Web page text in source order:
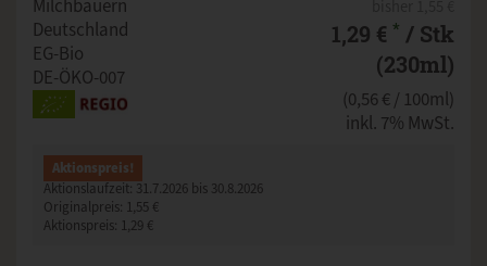
Milchbauern
Deutschland
EG-Bio
DE-ÖKO-007
1,29 € * / Stk
(230ml)
(0,56 € / 100ml)
inkl. 7% MwSt.
Aktionspreis!
Aktionslaufzeit: 31.7.2026 bis 30.8.2026
Originalpreis: 1,55 €
Aktionspreis: 1,29 €